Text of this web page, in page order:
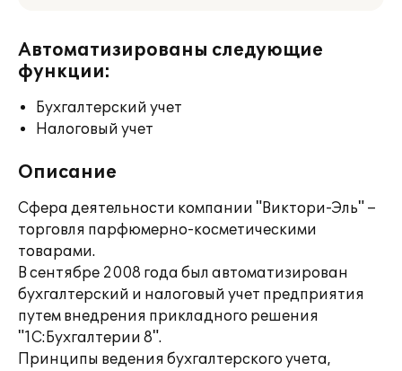
Автоматизированы следующие
функции:
Бухгалтерский учет
Налоговый учет
Описание
Сфера деятельности компании "Виктори-Эль" –
торговля парфюмерно-косметическими
товарами.
В сентябре 2008 года был автоматизирован
бухгалтерский и налоговый учет предприятия
путем внедрения прикладного решения
"1С:Бухгалтерии 8".
Принципы ведения бухгалтерского учета,